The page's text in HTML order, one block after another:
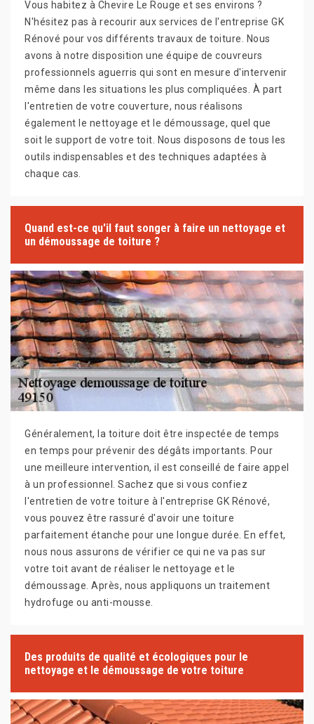
Vous habitez à Chevire Le Rouge et ses environs ?
N'hésitez pas à recourir aux services de l'entreprise GK
Rénové pour vos différents travaux de toiture. Nous
avons à notre disposition une équipe de couvreurs
professionnels aguerris qui sont en mesure d'intervenir
même dans les situations les plus compliquées. À part
l'entretien de votre couverture, nous réalisons
également le nettoyage et le démoussage, quel que
soit le support de votre toit. Nous disposons de tous les
outils indispensables et des techniques adaptées à
chaque cas.
Quand est-ce qu'il faut songer à faire un nettoyage et
un démoussage de toiture ?
Généralement, la toiture doit être inspectée de temps
en temps pour prévenir des dégâts importants. Pour
une meilleure intervention, il est conseillé de faire appel
à un professionnel. Sachez que si vous confiez
l'entretien de votre toiture à l'entreprise GK Rénové,
vous pouvez être rassuré d'avoir une toiture
parfaitement étanche pour une longue durée. En effet,
nous nous assurons de vérifier ce qui ne va pas sur
votre toit avant de réaliser le nettoyage et le
démoussage. Après, nous appliquons un traitement
hydrofuge ou anti-mousse.
Des produits de qualité et écologiques pour le
nettoyage et le démoussage de votre toiture